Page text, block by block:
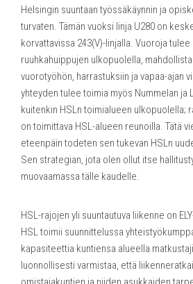
Helsingin suuntaan työssäkäynnin ja
turvaten. Tämän vuoksi linja U280 on
korvattavissa 243(V)-linjalla. Vuoroja
ruuhkahuippujen ulkopuolella,
vuorotyöhön, harrastuksiin ja vapaa-ajan
yhteyden tulee toimia myös Nummelan ja
kuitenkin HSLn toimialueen ulkopuolella;
on toimittava HSL-alueen reunoilla. Tätä
eteenpäin todeten sen tukevan HSLn
Sen strategian, jota olen ollut itse
muovaamassa tälle kaudelle.
HSL-rajojen yli suuntautuva liikenne on
HSL toimii suunnittelussa
kapasiteettia kuntiensa alueella
luonnollisesti varmistaa, että